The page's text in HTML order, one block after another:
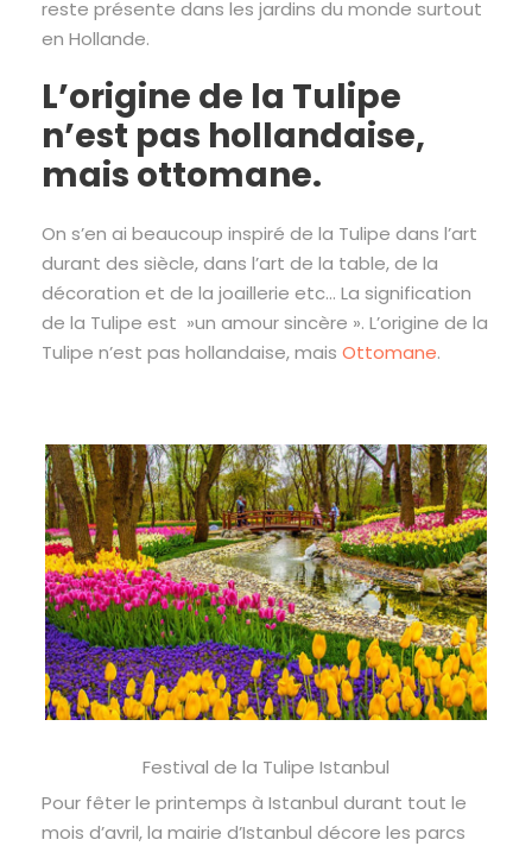
reste présente dans les jardins du monde surtout
en Hollande.
L’origine de la Tulipe
n’est pas hollandaise,
mais ottomane.
On s’en ai beaucoup inspiré de la Tulipe dans l’art
durant des siècle, dans l’art de la table, de la
décoration et de la joaillerie etc… La signification
de la Tulipe est »un amour sincère ». L’origine de la
Tulipe n’est pas hollandaise, mais Ottomane.
Festival de la Tulipe Istanbul
Pour fêter le printemps à Istanbul durant tout le
mois d’avril, la mairie d’Istanbul décore les parcs